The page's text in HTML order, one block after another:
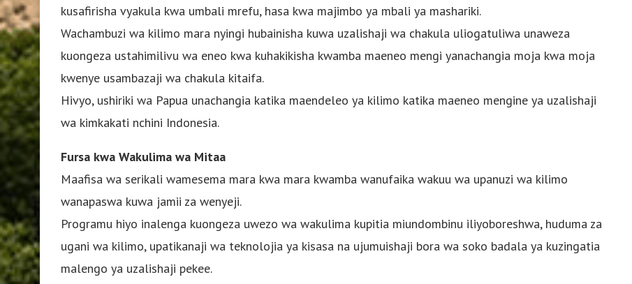
kusafirisha vyakula kwa umbali mrefu, hasa kwa majimbo ya mbali ya mashariki.
Wachambuzi wa kilimo mara nyingi hubainisha kuwa uzalishaji wa chakula uliogatuliwa unaweza
kuongeza ustahimilivu wa eneo kwa kuhakikisha kwamba maeneo mengi yanachangia moja kwa moja
kwenye usambazaji wa chakula kitaifa.
Hivyo, ushiriki wa Papua unachangia katika maendeleo ya kilimo katika maeneo mengine ya uzalishaji
wa kimkakati nchini Indonesia.
Fursa kwa Wakulima wa Mitaa
Maafisa wa serikali wamesema mara kwa mara kwamba wanufaika wakuu wa upanuzi wa kilimo
wanapaswa kuwa jamii za wenyeji.
Programu hiyo inalenga kuongeza uwezo wa wakulima kupitia miundombinu iliyoboreshwa, huduma za
ugani wa kilimo, upatikanaji wa teknolojia ya kisasa na ujumuishaji bora wa soko badala ya kuzingatia
malengo ya uzalishaji pekee.